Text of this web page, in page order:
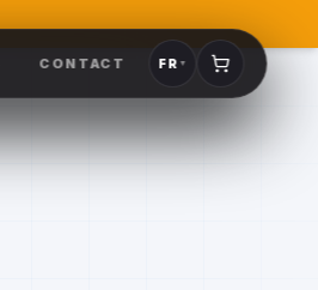
CONTACT FR ▼